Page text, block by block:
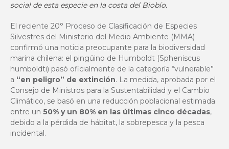
social de esta especie en la costa del Biobío.
El reciente 20° Proceso de Clasificación de Especies
Silvestres del Ministerio del Medio Ambiente (MMA)
confirmó una noticia preocupante para la biodiversidad
marina chilena: el pingüino de Humboldt (Spheniscus
humboldti) pasó oficialmente de la categoría “vulnerable”
a “en peligro” de extinción. La medida, aprobada por el
Consejo de Ministros para la Sustentabilidad y el Cambio
Climático, se basó en una reducción poblacional estimada
entre un 50% y un 80% en las últimas cinco décadas,
debido a la pérdida de hábitat, la sobrepesca y la pesca
incidental.